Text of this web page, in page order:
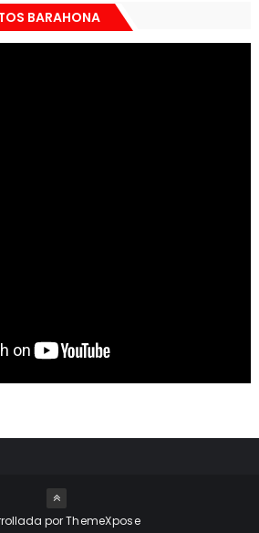
BARAHONA
porThemeXpose